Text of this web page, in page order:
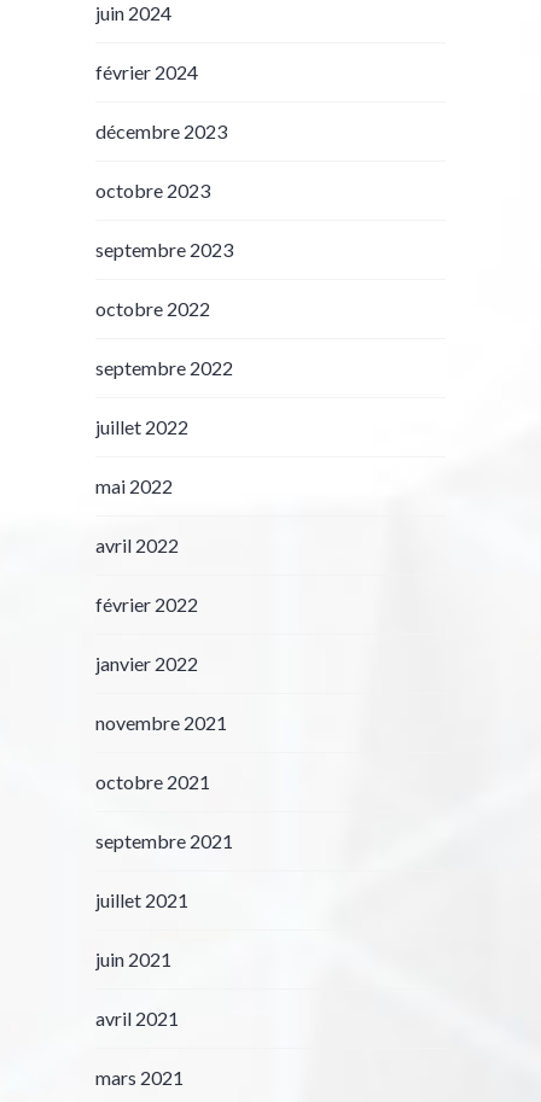
juin 2024
février 2024
décembre 2023
octobre 2023
septembre 2023
octobre 2022
septembre 2022
juillet 2022
mai 2022
avril 2022
février 2022
janvier 2022
novembre 2021
octobre 2021
septembre 2021
juillet 2021
juin 2021
avril 2021
mars 2021